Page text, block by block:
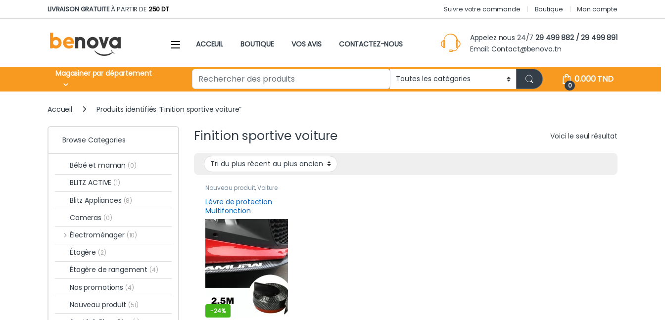
Skip to navigation
Skip to contentLIVRAISON GRATUITEÀ PARTIR DE 250 DT Suivre votre commande Boutique Mon compte
ACCEUIL BOUTIQUE VOS AVIS CONTACTEZ-NOUS
Appelez nous 24/729 499 882 / 29 499 891
Email: Contact@benova.tn
Magasiner par département Search for:
0
0.000TND
Accueil Produits identifiés “Finition sportive voiture”
Finition sportive voiture Voici le seul résultat
Nouveau produit,Voiture
Lèvre de protection
Multifonction
universelle 2.5M en fibre
de carbone Samurai
pour voiture
-24%
Browse Categories
Bébé et maman (0)
BLITZ ACTIVE (1)
Blitz Appliances (8)
Cameras (0)
Électroménager (10)
Étagère (2)
Étagère de rangement (4)
Nos promotions (4)
Nouveau produit (51)